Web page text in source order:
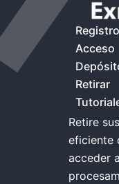
Registro
Acceso
Retirar
Inicio
Retire
eficiente
acceder